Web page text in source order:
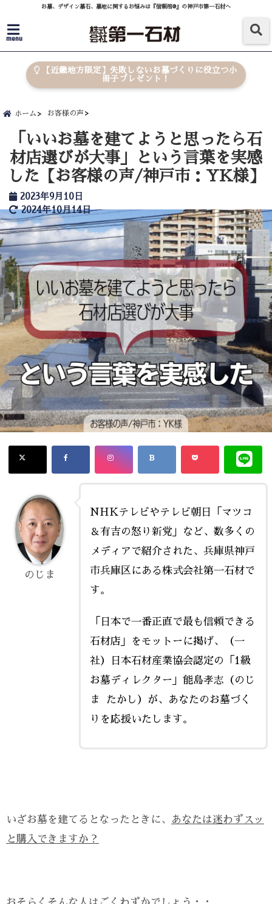
お墓、デザイン墓石、墓地に関するお悩みは『信頼棺®』の神戸市第一石材へ
menu
【近畿地方限定】失敗しないお墓づくりに役立つ小
冊子プレゼント！
ホーム お客様の声
「いいお墓を建てようと思ったら石
材店選びが大事」という言葉を実感
した【お客様の声/神戸市：YK様】
2023年9月10日
2024年10月14日
NHKテレビやテレビ朝日「マツコ
＆有吉の怒り新党」など、数多くの
メディアで紹介された、兵庫県神戸
市兵庫区にある株式会社第一石材で
す。
「日本で一番正直で最も信頼できる
石材店」をモットーに掲げ、（一
社）日本石材産業協会認定の「1級
お墓ディレクター」能島孝志（のじ
ま たかし）が、あなたのお墓づく
りを応援いたします。
のじま
いざお墓を建てるとなったときに、
あなたは迷わずスッ
と購入できますか？